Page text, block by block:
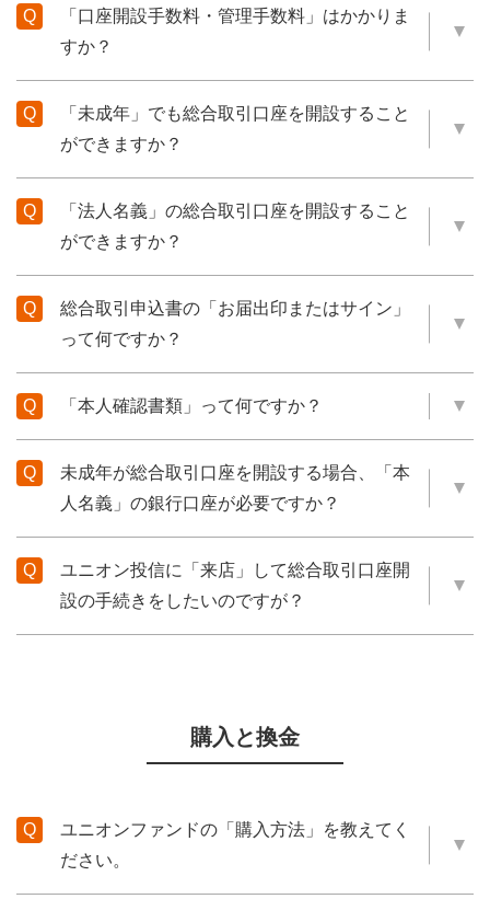
「口座開設手数料・管理手数料」はかかりま
すか？
「未成年」でも総合取引口座を開設すること
ができますか？
「法人名義」の総合取引口座を開設すること
ができますか？
総合取引申込書の「お届出印またはサイン」
って何ですか？
「本人確認書類」って何ですか？
未成年が総合取引口座を開設する場合、「本
人名義」の銀行口座が必要ですか？
ユニオン投信に「来店」して総合取引口座開
設の手続きをしたいのですが？
購入と換金
ユニオンファンドの「購入方法」を教えてく
ださい。